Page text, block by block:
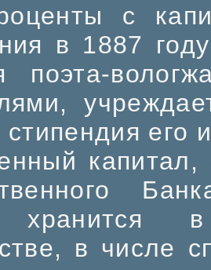
с
в 1887
поэта-
стипендия его
хранится в
в числе